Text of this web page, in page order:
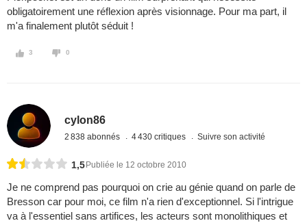
obligatoirement une réflexion après visionnage. Pour ma part, il
m'a finalement plutôt séduit !
3 0
cylon86
2 838 abonnés 4 430 critiques Suivre son activité
1,5 Publiée le 12 octobre 2010
Je ne comprend pas pourquoi on crie au génie quand on parle de
Bresson car pour moi, ce film n'a rien d'exceptionnel. Si l'intrigue
va à l'essentiel sans artifices, les acteurs sont monolithiques et